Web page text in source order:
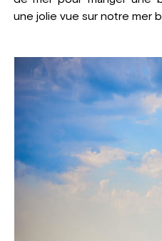
une jolie vue sur notre mer